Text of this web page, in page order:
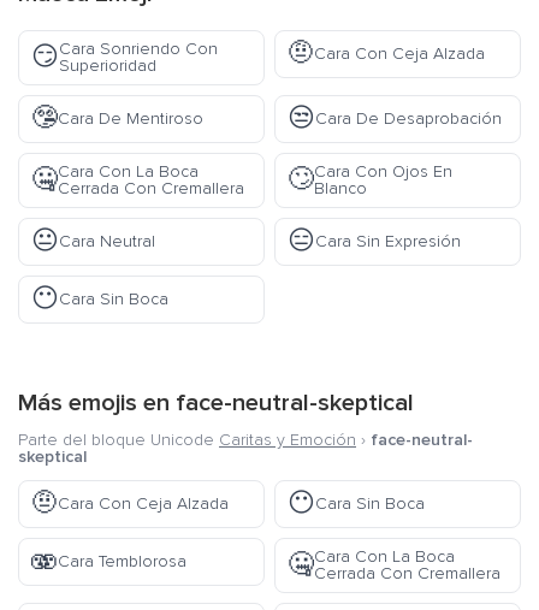
😏Cara Sonriendo Con
Superioridad
🤨Cara Con Ceja Alzada
🤥Cara De Mentiroso 😒Cara De Desaprobación
🤐Cara Con La Boca
Cerrada Con Cremallera
🙄Cara Con Ojos En
Blanco
😐Cara Neutral 😑Cara Sin Expresión
😶Cara Sin Boca
Más emojis en face-neutral-skeptical
Parte del bloque Unicode Caritas y Emoción › face-neutral-
skeptical
🤨Cara Con Ceja Alzada 😶Cara Sin Boca
🫨Cara Temblorosa 🤐Cara Con La Boca
Cerrada Con Cremallera